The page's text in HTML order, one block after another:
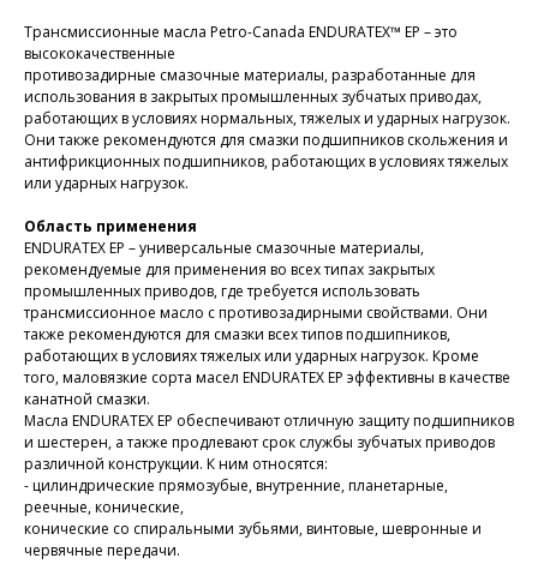
Трансмиссионные масла Petro-Canada ENDURATEX™ EP – это
высококачественные
противозадирные смазочные материалы, разработанные для
использования в закрытых промышленных зубчатых приводах,
работающих в условиях нормальных, тяжелых и ударных нагрузок.
Они также рекомендуются для смазки подшипников скольжения и
антифрикционных подшипников, работающих в условиях тяжелых
или ударных нагрузок.
Область применения
ENDURATEX EP – универсальные смазочные материалы,
рекомендуемые для применения во всех типах закрытых
промышленных приводов, где требуется использовать
трансмиссионное масло с противозадирными свойствами. Они
также рекомендуются для смазки всех типов подшипников,
работающих в условиях тяжелых или ударных нагрузок. Кроме
того, маловязкие сорта масел ENDURATEX EP эффективны в качестве
канатной смазки.
Масла ENDURATEX EP обеспечивают отличную защиту подшипников
и шестерен, а также продлевают срок службы зубчатых приводов
различной конструкции. К ним относятся:
- цилиндрические прямозубые, внутренние, планетарные,
реечные, конические,
конические со спиральными зубьями, винтовые, шевронные и
червячные передачи.